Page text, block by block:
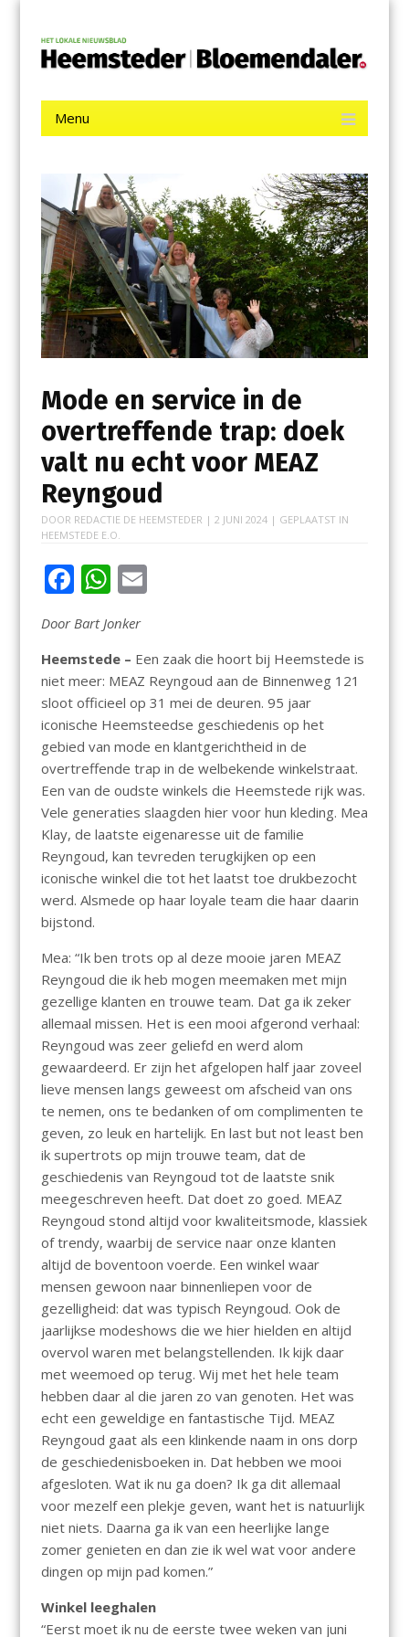
contentDe Heemsteder | Bloemendaler
Menu
Mode en service in de
overtreffende trap: doek
valt nu echt voor MEAZ
Reyngoud
DOOR REDACTIE DE HEEMSTEDER | 2 JUNI 2024| GEPLAATST IN
HEEMSTEDE E.O.
F
e
b
o
o
k
W
h
at
s
A
p
p
E
l
Door Bart Jonker
Heemstede – Een zaak die hoort bij Heemstede is
niet meer: MEAZ Reyngoud aan de Binnenweg 121
sloot officieel op 31 mei de deuren. 95 jaar
iconische Heemsteedse geschiedenis op het
gebied van mode en klantgerichtheid in de
overtreffende trap in de welbekende winkelstraat.
Een van de oudste winkels die Heemstede rijk was.
Vele generaties slaagden hier voor hun kleding. Mea
Klay, de laatste eigenaresse uit de familie
Reyngoud, kan tevreden terugkijken op een
iconische winkel die tot het laatst toe drukbezocht
werd. Alsmede op haar loyale team die haar daarin
bijstond.
Mea: “Ik ben trots op al deze mooie jaren MEAZ
Reyngoud die ik heb mogen meemaken met mijn
gezellige klanten en trouwe team. Dat ga ik zeker
allemaal missen. Het is een mooi afgerond verhaal:
Reyngoud was zeer geliefd en werd alom
gewaardeerd. Er zijn het afgelopen half jaar zoveel
lieve mensen langs geweest om afscheid van ons
te nemen, ons te bedanken of om complimenten te
geven, zo leuk en hartelijk. En last but not least ben
ik supertrots op mijn trouwe team, dat de
geschiedenis van Reyngoud tot de laatste snik
meegeschreven heeft. Dat doet zo goed. MEAZ
Reyngoud stond altijd voor kwaliteitsmode, klassiek
of trendy, waarbij de service naar onze klanten
altijd de boventoon voerde. Een winkel waar
mensen gewoon naar binnenliepen voor de
gezelligheid: dat was typisch Reyngoud. Ook de
jaarlijkse modeshows die we hier hielden en altijd
overvol waren met belangstellenden. Ik kijk daar
met weemoed op terug. Wij met het hele team
hebben daar al die jaren zo van genoten. Het was
echt een geweldige en fantastische Tijd. MEAZ
Reyngoud gaat als een klinkende naam in ons dorp
de geschiedenisboeken in. Dat hebben we mooi
afgesloten. Wat ik nu ga doen? Ik ga dit allemaal
voor mezelf een plekje geven, want het is natuurlijk
niet niets. Daarna ga ik van een heerlijke lange
zomer genieten en dan zie ik wel wat voor andere
dingen op mijn pad komen.”
Winkel leeghalen
“Eerst moet ik nu de eerste twee weken van juni